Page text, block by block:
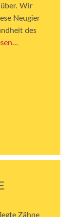
Wir
Neugier
des
Zähne